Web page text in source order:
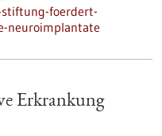
foerdert-
neuroimplantate
Erkrankung